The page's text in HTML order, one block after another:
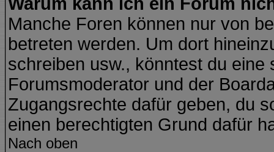
Manche Foren können nur von
betreten werden. Um dort
schreiben usw., könntest du
Forumsmoderator und der
Zugangsrechte dafür geben, du
einen berechtigten Grund dafür
Nach oben